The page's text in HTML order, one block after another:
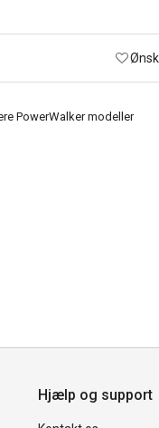
PowerWalker modeller
Hjælp og support